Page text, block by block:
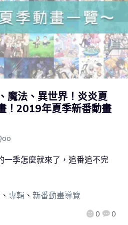
魔法、異世界！炎炎夏
！2019年夏季新番動畫
0 0
一季怎麼就來了，追番追不完
、 專輯、 新番動畫導覽